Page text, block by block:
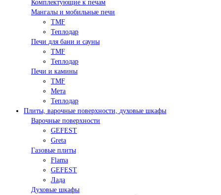
Комплектующие к печам
Мангалы и мобильные печи
TMF
Теплодар
Печи для бани и сауны
TMF
Теплодар
Печи и камины
TMF
Мета
Теплодар
Плиты, варочные поверхности, духовые шкафы
Варочные поверхности
GEFEST
Greta
Газовые плиты
Flama
GEFEST
Лада
Духовые шкафы